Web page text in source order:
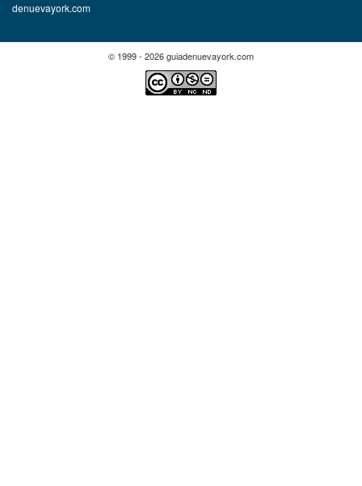
denuevayork.com
© 1999 - 2026 guiadenuevayork.com